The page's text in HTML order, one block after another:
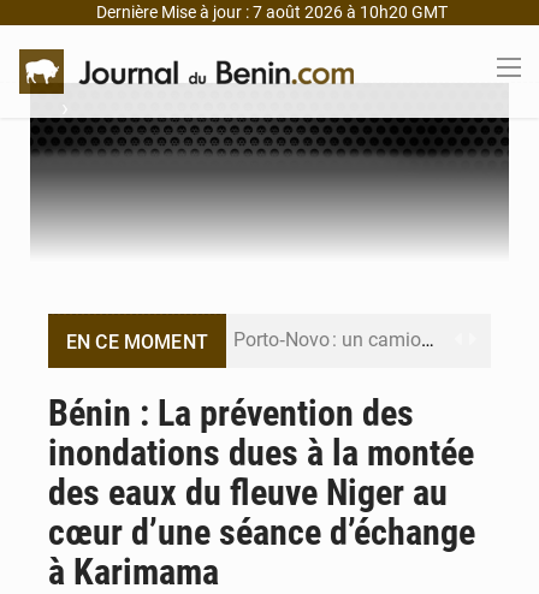
Dernière Mise à jour : 7 août 2026 à 10h20 GMT
›
EN CE MOMENT Porto‑Novo : un camion de produits pétroliers embrase Avakpa
Bénin : Djogbénou inspecte le chantier du siège de l’Assemblée
Bénin et Canada scellent un partenariat inédit
Bénin : Le CEG La Verdure de Ouèdo fait sa mue pour la rentrée
Bénin : La prévention des
inondations dues à la montée
des eaux du fleuve Niger au
cœur d’une séance d’échange
à Karimama